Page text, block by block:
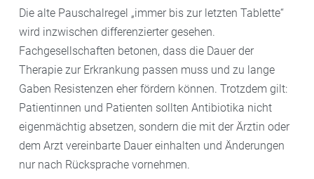
Die alte Pauschalregel „immer bis zur letzten Tablette“
wird inzwischen differenzierter gesehen.
Fachgesellschaften betonen, dass die Dauer der
Therapie zur Erkrankung passen muss und zu lange
Gaben Resistenzen eher fördern können. Trotzdem gilt:
Patientinnen und Patienten sollten Antibiotika nicht
eigenmächtig absetzen, sondern die mit der Ärztin oder
dem Arzt vereinbarte Dauer einhalten und Änderungen
nur nach Rücksprache vornehmen.